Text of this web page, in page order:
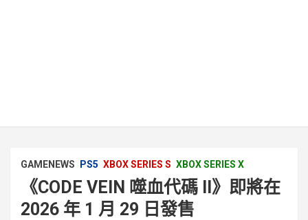
GAMENEWS PS5 XBOX SERIES S XBOX SERIES X
《CODE VEIN 噬血代碼 II》即將在
2026 年 1 月 29 日發售